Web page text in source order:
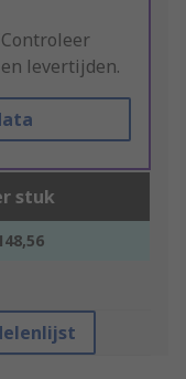
levertijden.
stuk